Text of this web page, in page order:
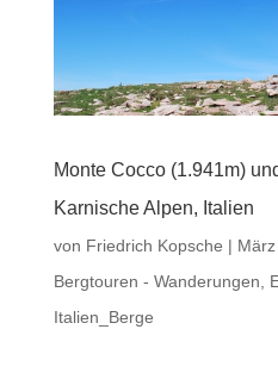
Monte Cocco (1.941m)
Karnische Alpen, Italien
von Friedrich Kopsche |
Bergtouren - Wanderungen
Italien_Berge